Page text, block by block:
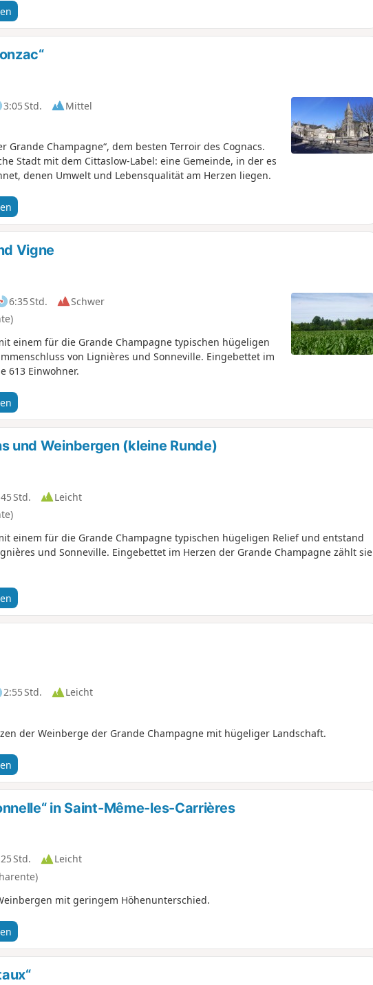
3:05 Std.
Mittel
Grande Champagne“, dem besten Terroir des Cognacs.
Stadt mit dem Cittaslow-Label: eine Gemeinde, in der es
denen Umwelt und Lebensqualität am Herzen liegen.
Vigne
6:35 Std.
Schwer
einem für die Grande Champagne typischen hügeligen
von Lignières und Sonneville. Eingebettet im
613 Einwohner.
und Weinbergen (kleine Runde)
Std.
Leicht
einem für die Grande Champagne typischen hügeligen Relief und entstand
und Sonneville. Eingebettet im Herzen der Grande Champagne zählt sie
2:55 Std.
Leicht
der Weinberge der Grande Champagne mit hügeliger Landschaft.
in Saint-Même-les-Carrières
Std.
Leicht
mit geringem Höhenunterschied.